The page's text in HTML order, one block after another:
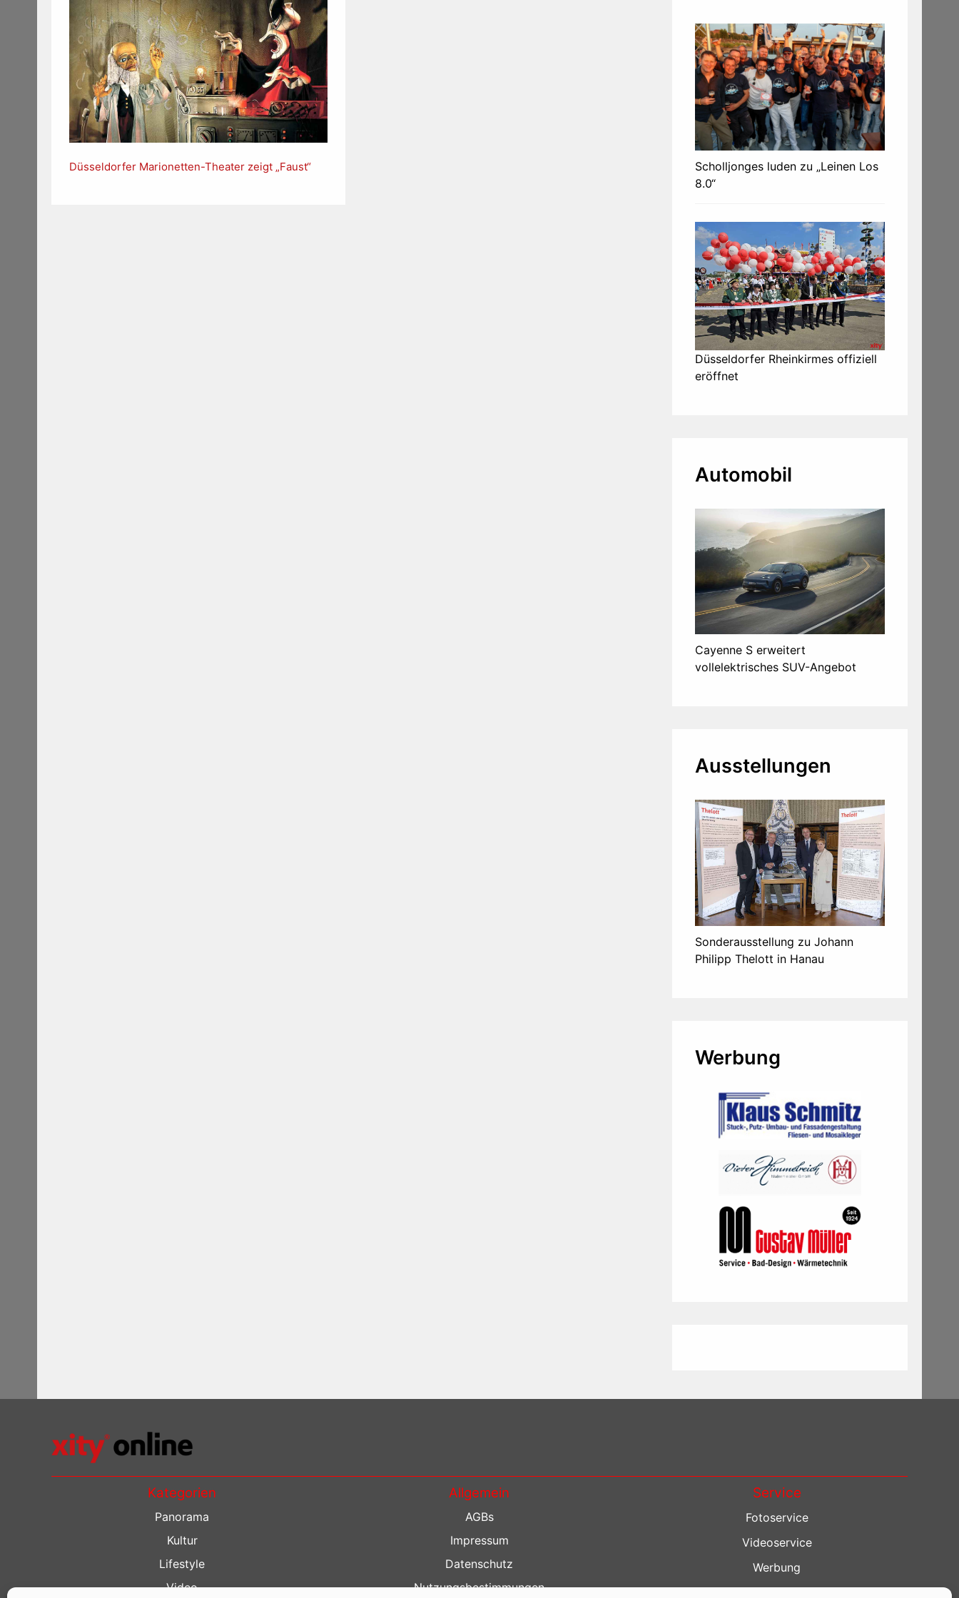
Düsseldorfer Marionetten-Theater zeigt „Faust“
Scholljonges luden zu „Leinen Los
8.0“
Düsseldorfer Rheinkirmes offiziell
eröffnet
Automobil
Cayenne S erweitert
vollelektrisches SUV-Angebot
Ausstellungen
Sonderausstellung zu Johann
Philipp Thelott in Hanau
Werbung
Kategorien
Panorama
Kultur
Lifestyle
Video
Allgemein
AGBs
Impressum
Datenschutz
Nutzungsbestimmungen
Service
Fotoservice
Videoservice
Werbung